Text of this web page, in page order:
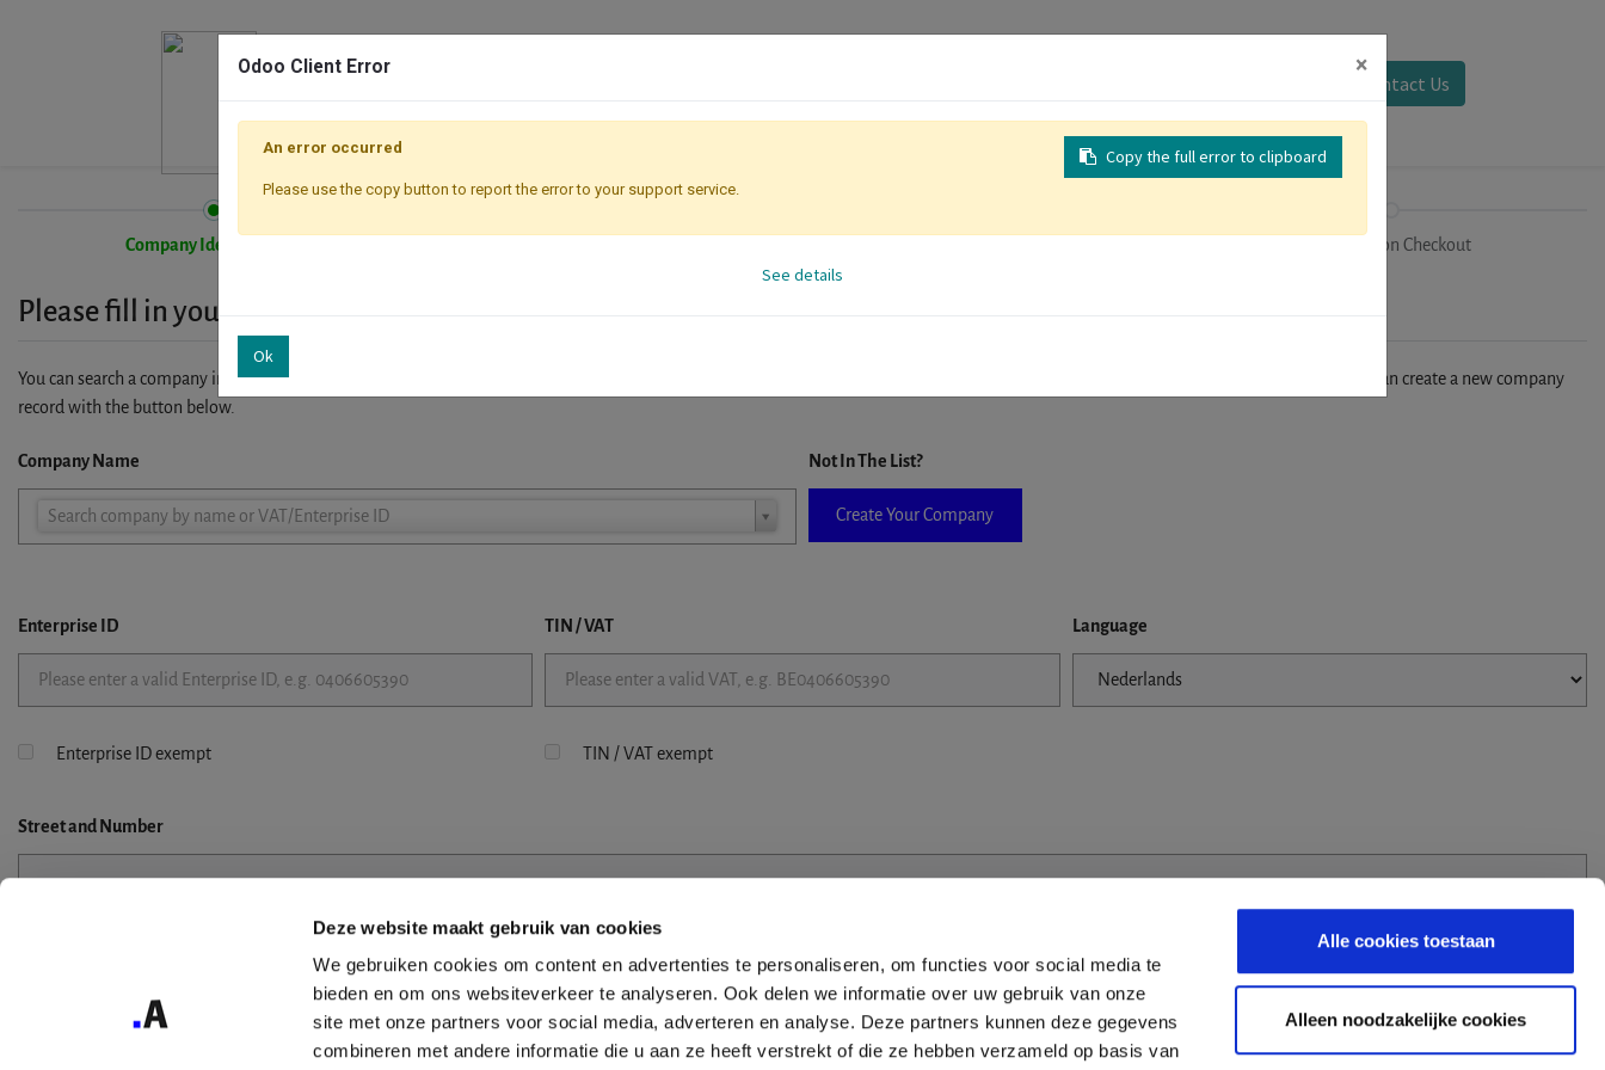
Deze website maakt gebruik van cookies
We gebruiken cookies om content en advertenties te personaliseren, om functies voor social media te
bieden en om ons websiteverkeer te analyseren. Ook delen we informatie over uw gebruik van onze
site met onze partners voor social media, adverteren en analyse. Deze partners kunnen deze gegevens
combineren met andere informatie die u aan ze heeft verstrekt of die ze hebben verzameld op basis van
Alle cookies toestaan
Alleen noodzakelijke cookies
Contact Us
Company Identification Registration Checkout
Please fill in your company details
You can search a company in our database by name, VAT or enterprise ID. When a company is selected it will auto-complete the form. If you don't find your company in our database, you can create a new company
record with the button below.
Company Name
Search company by name or VAT/Enterprise ID
Company
Not In The List?
Create Your Company
Enterprise ID TIN / VAT Language
Enterprise ID exempt TIN / VAT exempt
Streetand Number
Odoo Client Error ×
Copy the full error to clipboard
An error occurred
Please use the copy button to report the error to your support service.
See details
Ok